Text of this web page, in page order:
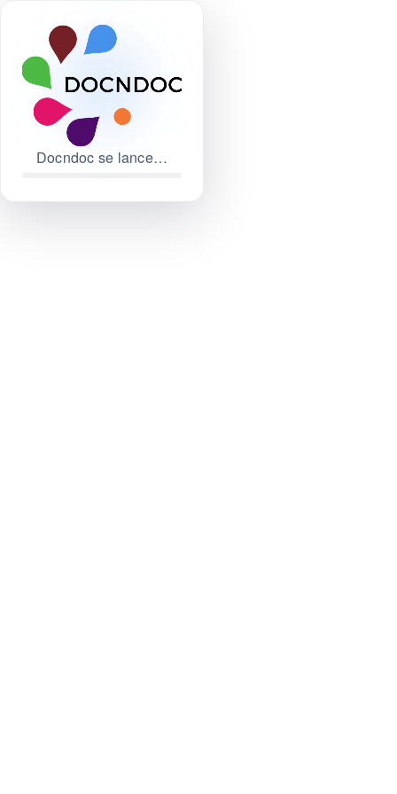
Docndoc se lance…